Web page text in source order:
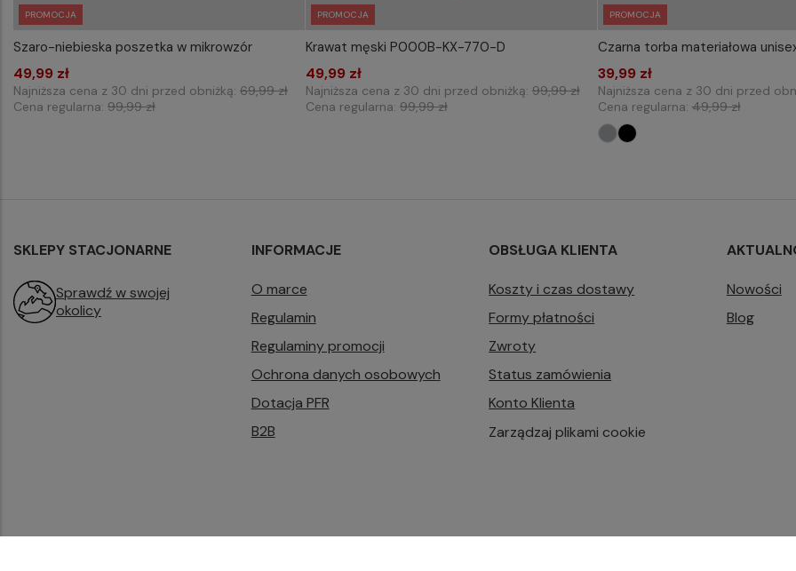
PROMOCJA
WYBIERZ ROZMIAR DO KOSZYKA
Szaro-niebieska poszetka w mikrowzór
49,99 zł
Najniższa cena z 30 dni przed obniżką: 69,99 zł
Cena regularna: 99,99 zł
PROMOCJA
WYBIERZ ROZMIAR DO KOSZYKA
Krawat męski P000B-KX-770-D
49,99 zł
Najniższa cena z 30 dni przed obniżką: 99,99 zł
Cena regularna: 99,99 zł
PROMOCJA
WYBIERZ ROZMIAR DO
Czarna torba materiałowa
39,99 zł
Najniższa cena z 30 dni przed
Cena regularna:49,99 zł
SKLEPY STACJONARNE
Sprawdź w swojej
okolicy
INFORMACJE
O marce
Regulamin
Regulaminy promocji
Ochrona danych osobowych
Dotacja PFR
B2B
OBSŁUGA KLIENTA
Koszty i czas dostawy
Formy płatności
Zwroty
Status zamówienia
Konto Klienta
Zarządzaj plikami cookie
Nowości
Blog